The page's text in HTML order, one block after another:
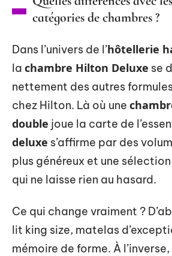
catégories de chambres ?
Dans l’univers de l’hôtellerie
la chambre Hilton Deluxe se
nettement des autres
chez Hilton. Là où une
double joue la carte de
deluxe s’affirme par des
plus généreux et une
qui ne laisse rien au hasard.
Ce qui change vraiment ?
lit king size, matelas
mémoire de forme. À